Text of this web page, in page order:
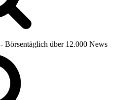
- Börsentäglich über 12.000 News